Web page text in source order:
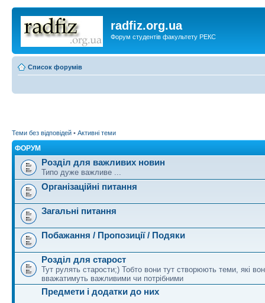
radfiz.org.ua
Форум студентів факультету РЕКС
Список форумів
Теми без відповідей • Активні теми
ФОРУМ
Розділ для важливих новин
Типо дуже важливе ...
Організаційні питання
Загальні питання
Побажання / Пропозиції / Подяки
Розділ для старост
Тут рулять старости;) Тобто вони тут створюють теми, які
вважатимуть важливими чи потрібними
Предмети і додатки до них